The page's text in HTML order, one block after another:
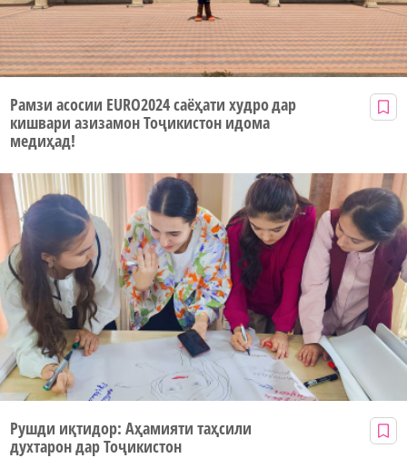
Рамзи асосии EURO2024 саёҳати худро дар
кишвари азизамон Тоҷикистон идома
медиҳад!
Рушди иқтидор: Аҳамияти таҳсили
духтарон дар Тоҷикистон